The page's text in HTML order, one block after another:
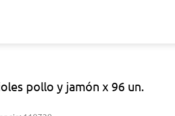
pollo y jamón x 96 un.